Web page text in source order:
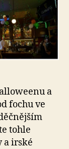
a
fochu ve
tohle
a irské